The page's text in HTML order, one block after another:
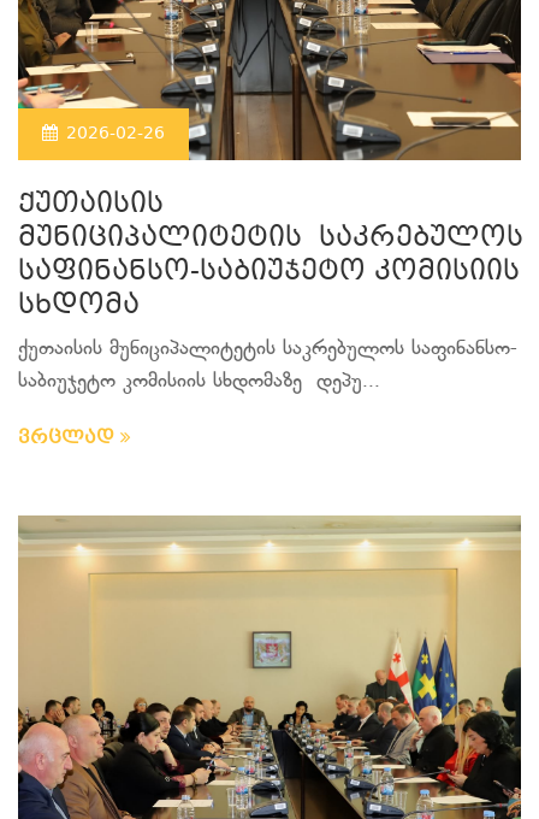
2026-02-26
ქუთაისის
მუნიციპალიტეტის საკრებულოს
საფინანსო-საბიუჯეტო კომისიის
სხდომა
ქუთაისის მუნიციპალიტეტის საკრებულოს საფინანსო-
საბიუჯეტო კომისიის სხდომაზე დეპუ...
ვრცლად